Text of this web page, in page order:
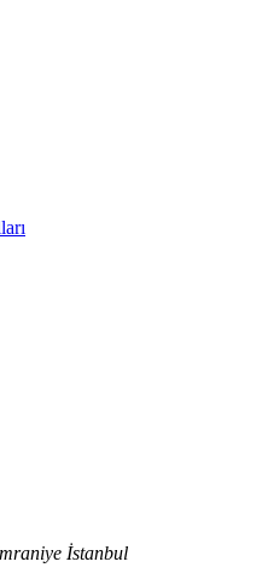
İstanbul